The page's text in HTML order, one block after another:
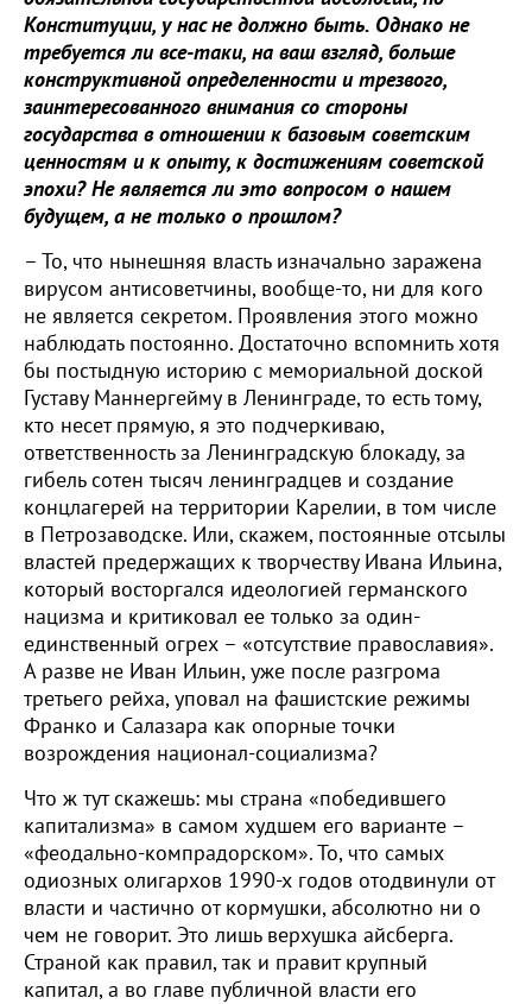
Конституции, у нас не должно быть. Однако не
требуется ли все-таки, на ваш взгляд, больше
конструктивной определенности и трезвого,
заинтересованного внимания со стороны
государства в отношении к базовым советским
ценностям и к опыту, к достижениям советской
эпохи? Не является ли это вопросом о нашем
будущем, а не только о прошлом?
– То, что нынешняя власть изначально заражена
вирусом антисоветчины, вообще-то, ни для кого
не является секретом. Проявления этого можно
наблюдать постоянно. Достаточно вспомнить хотя
бы постыдную историю с мемориальной доской
Густаву Маннергейму в Ленинграде, то есть тому,
кто несет прямую, я это подчеркиваю,
ответственность за Ленинградскую блокаду, за
гибель сотен тысяч ленинградцев и создание
концлагерей на территории Карелии, в том числе
в Петрозаводске. Или, скажем, постоянные отсылы
властей предержащих к творчеству Ивана Ильина,
который восторгался идеологией германского
нацизма и критиковал ее только за один-
единственный огрех – «отсутствие православия».
А разве не Иван Ильин, уже после разгрома
третьего рейха, уповал на фашистские режимы
Франко и Салазара как опорные точки
возрождения национал-социализма?
Что ж тут скажешь: мы страна «победившего
капитализма» в самом худшем его варианте –
«феодально-компрадорском». То, что самых
одиозных олигархов 1990-х годов отодвинули от
власти и частично от кормушки, абсолютно ни о
чем не говорит. Это лишь верхушка айсберга.
Страной как правил, так и правит крупный
капитал, а во главе публичной власти его